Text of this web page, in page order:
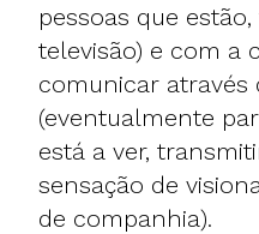
pessoas que
televisão) e com a
comunicar através
(eventualmente
está a ver,
sensação de
de companhia).